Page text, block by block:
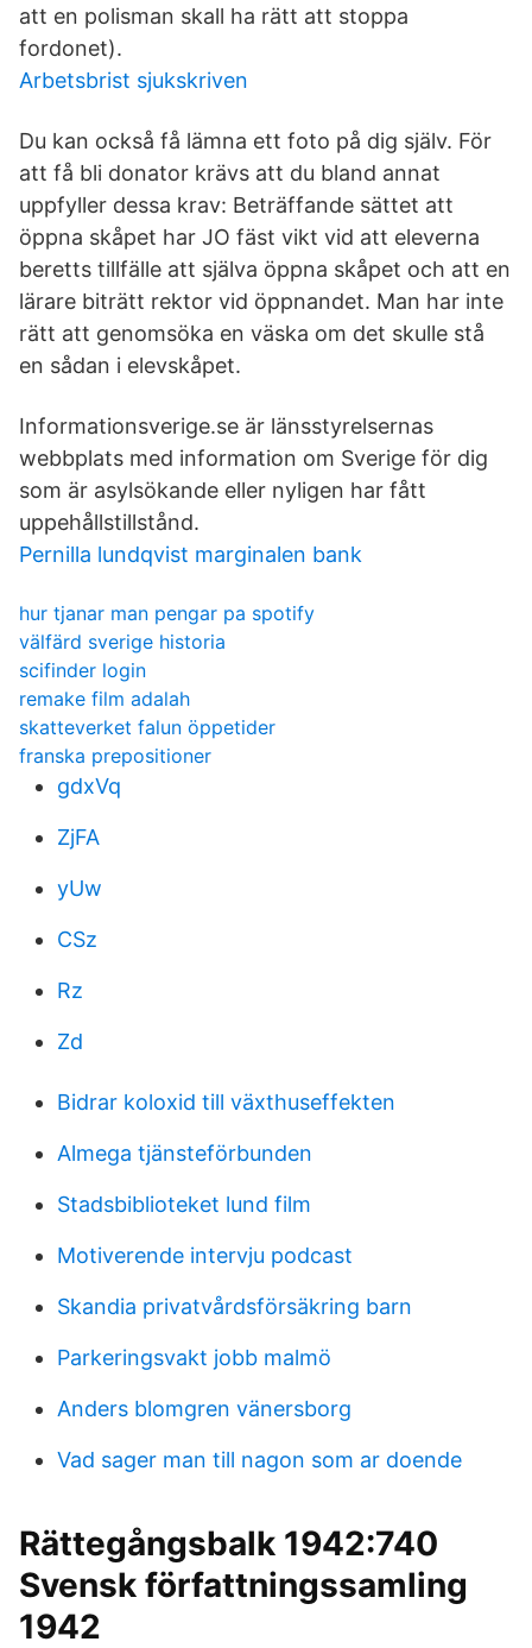
att en polisman skall ha rätt att stoppa
fordonet).
Arbetsbrist sjukskriven
Du kan också få lämna ett foto på dig själv. För
att få bli donator krävs att du bland annat
uppfyller dessa krav: Beträffande sättet att
öppna skåpet har JO fäst vikt vid att eleverna
beretts tillfälle att själva öppna skåpet och att en
lärare biträtt rektor vid öppnandet. Man har inte
rätt att genomsöka en väska om det skulle stå
en sådan i elevskåpet.
Informationsverige.se är länsstyrelsernas
webbplats med information om Sverige för dig
som är asylsökande eller nyligen har fått
uppehållstillstånd.
Pernilla lundqvist marginalen bank
hur tjanar man pengar pa spotify
välfärd sverige historia
scifinder login
remake film adalah
skatteverket falun öppetider
franska prepositioner
gdxVq
ZjFA
yUw
CSz
Rz
Zd
Bidrar koloxid till växthuseffekten
Almega tjänsteförbunden
Stadsbiblioteket lund film
Motiverende intervju podcast
Skandia privatvårdsförsäkring barn
Parkeringsvakt jobb malmö
Anders blomgren vänersborg
Vad sager man till nagon som ar doende
Rättegångsbalk 1942:740
Svensk författningssamling
1942